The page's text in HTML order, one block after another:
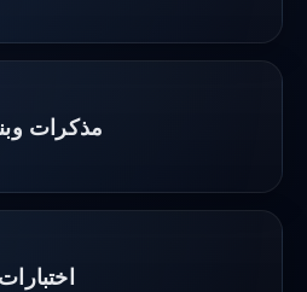
مذكرات
اختبارات